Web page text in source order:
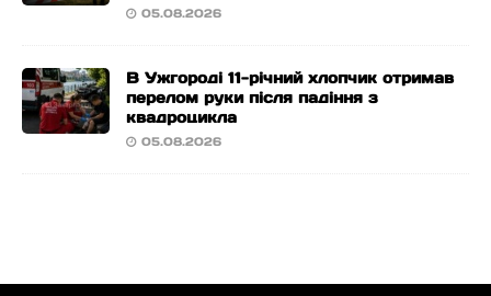
05.08.2026
В Ужгороді 11-річний хлопчик отримав
перелом руки після падіння з
квадроцикла
05.08.2026